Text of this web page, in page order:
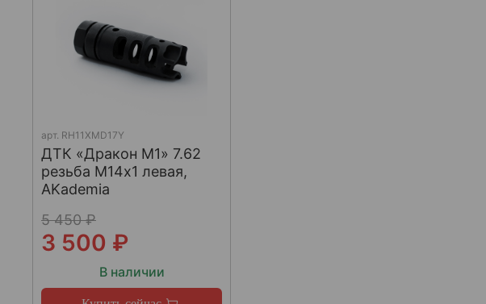
арт. RH11XMD17Y
ДТК «Дракон М1» 7.62
резьба М14х1 левая,
AKademia
5 450 ₽
3 500 ₽
В наличии